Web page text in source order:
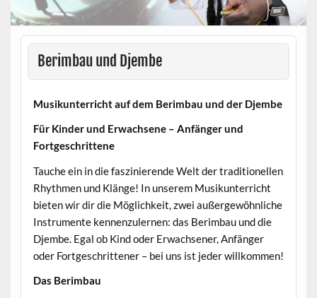
Berimbau und Djembe
Musikunterricht auf dem Berimbau und der Djembe
Für Kinder und Erwachsene – Anfänger und
Fortgeschrittene
Tauche ein in die faszinierende Welt der traditionellen
Rhythmen und Klänge! In unserem Musikunterricht
bieten wir dir die Möglichkeit, zwei außergewöhnliche
Instrumente kennenzulernen: das Berimbau und die
Djembe. Egal ob Kind oder Erwachsener, Anfänger
oder Fortgeschrittener – bei uns ist jeder willkommen!
Das Berimbau